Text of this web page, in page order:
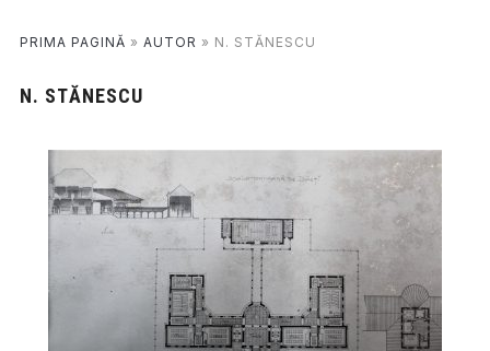
PRIMA PAGINĂ » AUTOR » N. STĂNESCU
N. STĂNESCU